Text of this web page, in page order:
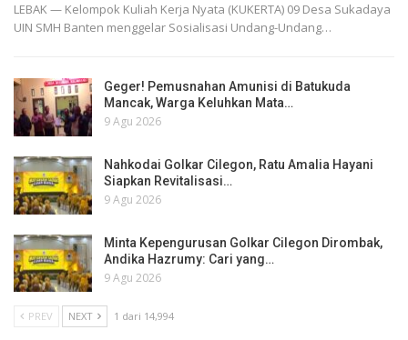
LEBAK — Kelompok Kuliah Kerja Nyata (KUKERTA) 09 Desa Sukadaya
UIN SMH Banten menggelar Sosialisasi Undang-Undang…
Geger! Pemusnahan Amunisi di Batukuda
Mancak, Warga Keluhkan Mata…
9 Agu 2026
Nahkodai Golkar Cilegon, Ratu Amalia Hayani
Siapkan Revitalisasi…
9 Agu 2026
Minta Kepengurusan Golkar Cilegon Dirombak,
Andika Hazrumy: Cari yang…
9 Agu 2026
PREV NEXT 1 dari 14,994